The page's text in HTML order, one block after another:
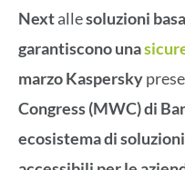
Nextallesoluzioni
garantiscono una
marzo Kaspersky
Congress (MWC) di
ecosistema di